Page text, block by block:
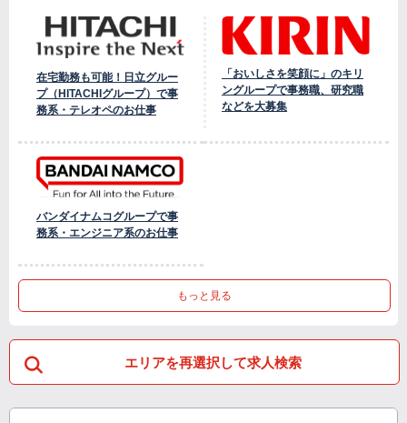
在宅勤務も可能！日立グルー
プ（HITACHIグループ）で事
務系・テレオペのお仕事
「おいしさを笑顔に」のキリ
ングループで事務職、研究職
などを大募集
バンダイナムコグループで事
務系・エンジニア系のお仕事
もっと見る
エリアを再選択して求人検索